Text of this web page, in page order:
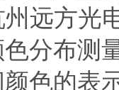
远方光
色分布
色的表